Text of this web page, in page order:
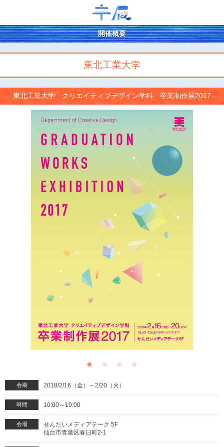
開催概要
東北工業大学
東北工業大学 クリエイティブデザイン学科 卒業制作展2017
会期 2018/2/16（金）～2/20（火）
時間 10:00～19:00
会場
せんだいメディアテーク 5F
仙台市青葉区春日町2-1